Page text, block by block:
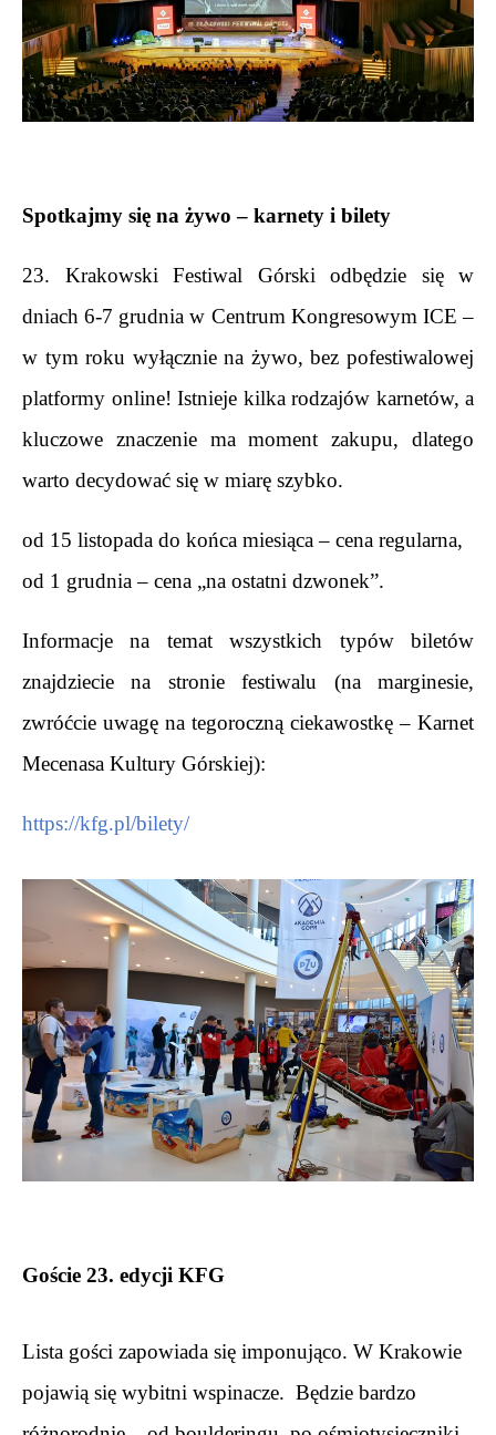
Spotkajmy się na żywo – karnety i bilety
23. Krakowski Festiwal Górski odbędzie się w
dniach 6-7 grudnia w Centrum Kongresowym ICE –
w tym roku wyłącznie na żywo, bez pofestiwalowej
platformy online! Istnieje kilka rodzajów karnetów, a
kluczowe znaczenie ma moment zakupu, dlatego
warto decydować się w miarę szybko.
od 15 listopada do końca miesiąca – cena regularna,
od 1 grudnia – cena „na ostatni dzwonek”.
Informacje na temat wszystkich typów biletów
znajdziecie na stronie festiwalu (na marginesie,
zwróćcie uwagę na tegoroczną ciekawostkę – Karnet
Mecenasa Kultury Górskiej):
https://kfg.pl/bilety/
Goście 23. edycji KFG
Lista gości zapowiada się imponująco. W Krakowie
pojawią się wybitni wspinacze.  Będzie bardzo